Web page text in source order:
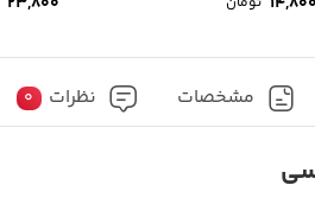
مشخصات نظرات 0